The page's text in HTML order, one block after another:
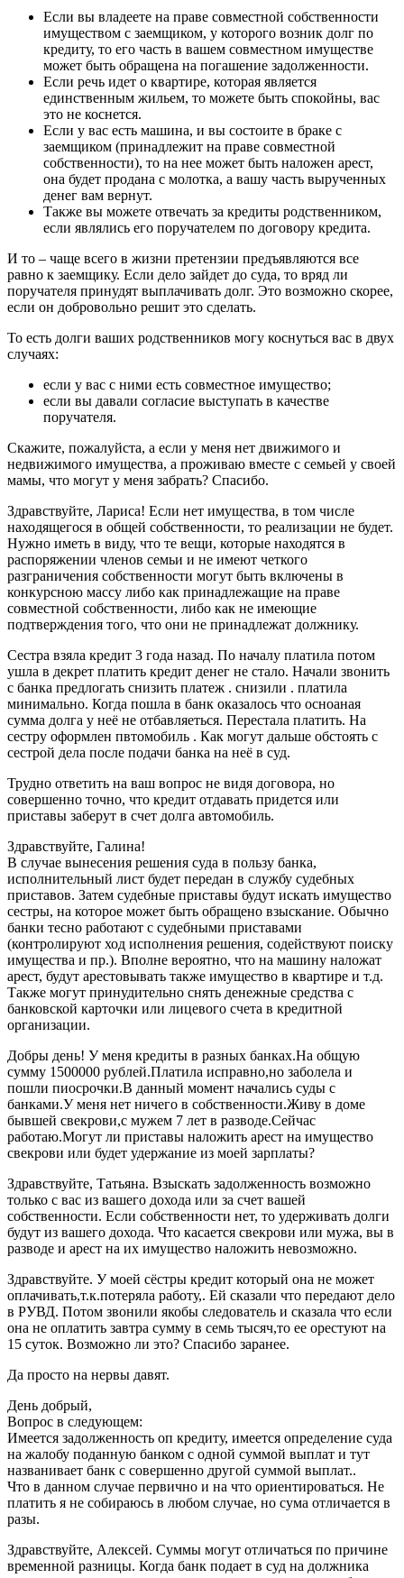
Если вы владеете на праве совместной собственности
имуществом с заемщиком, у которого возник долг по
кредиту, то его часть в вашем совместном имуществе
может быть обращена на погашение задолженности.
Если речь идет о квартире, которая является
единственным жильем, то можете быть спокойны, вас
это не коснется.
Если у вас есть машина, и вы состоите в браке с
заемщиком (принадлежит на праве совместной
собственности), то на нее может быть наложен арест,
она будет продана с молотка, а вашу часть вырученных
денег вам вернут.
Также вы можете отвечать за кредиты родственником,
если являлись его поручателем по договору кредита.
И то – чаще всего в жизни претензии предъявляются все
равно к заемщику. Если дело зайдет до суда, то вряд ли
поручателя принудят выплачивать долг. Это возможно скорее,
если он добровольно решит это сделать.
То есть долги ваших родственников могу коснуться вас в двух
случаях:
если у вас с ними есть совместное имущество;
если вы давали согласие выступать в качестве
поручателя.
Скажите, пожалуйста, а если у меня нет движимого и
недвижимого имущества, а проживаю вместе с семьей у своей
мамы, что могут у меня забрать? Спасибо.
Здравствуйте, Лариса! Если нет имущества, в том числе
находящегося в общей собственности, то реализации не будет.
Нужно иметь в виду, что те вещи, которые находятся в
распоряжении членов семьи и не имеют четкого
разграничения собственности могут быть включены в
конкурсною массу либо как принадлежащие на праве
совместной собственности, либо как не имеющие
подтверждения того, что они не принадлежат должнику.
Сестра взяла кредит 3 года назад. По началу платила потом
ушла в декрет платить кредит денег не стало. Начали звонить
с банка предлогать снизить платеж . снизили . платила
минимально. Когда пошла в банк оказалось что осноаная
сумма долга у неё не отбавляеться. Перестала платить. На
сестру оформлен пвтомобиль . Как могут дальше обстоять с
сестрой дела после подачи банка на неё в суд.
Трудно ответить на ваш вопрос не видя договора, но
совершенно точно, что кредит отдавать придется или
приставы заберут в счет долга автомобиль.
Здравствуйте, Галина!
В случае вынесения решения суда в пользу банка,
исполнительный лист будет передан в службу судебных
приставов. Затем судебные приставы будут искать имущество
сестры, на которое может быть обращено взыскание. Обычно
банки тесно работают с судебными приставами
(контролируют ход исполнения решения, содействуют поиску
имущества и пр.). Вполне вероятно, что на машину наложат
арест, будут арестовывать также имущество в квартире и т.д.
Также могут принудительно снять денежные средства с
банковской карточки или лицевого счета в кредитной
организации.
Добры день! У меня кредиты в разных банках.На общую
сумму 1500000 рублей.Платила исправно,но заболела и
пошли пиосрочки.В данный момент начались суды с
банками.У меня нет ничего в собственности.Живу в доме
бывшей свекрови,с мужем 7 лет в разводе.Сейчас
работаю.Могут ли приставы наложить арест на имущество
свекрови или будет удержание из моей зарплаты?
Здравствуйте, Татьяна. Взыскать задолженность возможно
только с вас из вашего дохода или за счет вашей
собственности. Если собственности нет, то удерживать долги
будут из вашего дохода. Что касается свекрови или мужа, вы в
разводе и арест на их имущество наложить невозможно.
Здравствуйте. У моей сёстры кредит который она не может
оплачивать,т.к.потеряла работу,. Ей сказали что передают дело
в РУВД. Потом звонили якобы следователь и сказала что если
она не оплатить завтра сумму в семь тысяч,то ее орестуют на
15 суток. Возможно ли это? Спасибо заранее.
Да просто на нервы давят.
День добрый,
Вопрос в следующем:
Имеется задолженность оп кредиту, имеется определение суда
на жалобу поданную банком с одной суммой выплат и тут
названивает банк с совершенно другой суммой выплат..
Что в данном случае первично и на что ориентироваться. Не
платить я не собираюсь в любом случае, но сума отличается в
разы.
Здравствуйте, Алексей. Суммы могут отличаться по причине
временной разницы. Когда банк подает в суд на должника